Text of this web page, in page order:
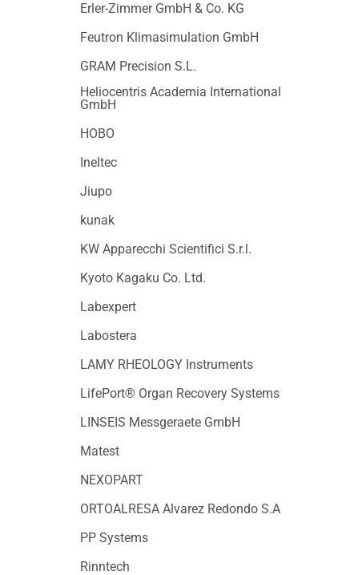
Erler-Zimmer GmbH & Co. KG
Feutron Klimasimulation GmbH
GRAM Precision S.L.
Heliocentris Academia International
GmbH
HOBO
Ineltec
Jiupo
kunak
KW Apparecchi Scientifici S.r.l.
Kyoto Kagaku Co. Ltd.
Labexpert
Labostera
LAMY RHEOLOGY Instruments
LifePort® Organ Recovery Systems
LINSEIS Messgeraete GmbH
Matest
NEXOPART
ORTOALRESA Alvarez Redondo S.A
PP Systems
Rinntech